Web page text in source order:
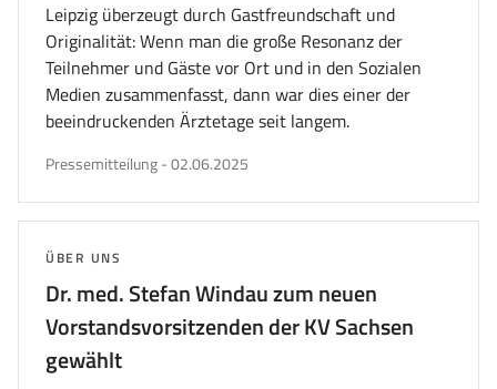
Leipzig überzeugt durch Gastfreundschaft und
Originalität: Wenn man die große Resonanz der
Teilnehmer und Gäste vor Ort und in den Sozialen
Medien zusammenfasst, dann war dies einer der
beeindruckenden Ärztetage seit langem.
Pressemitteilungveröffentlicht
-02.06.2025
Dr. med. Stefan Windau zum neuen
Vorstandsvorsitzenden der KV Sachsen
gewählt
THEMA:
ÜBER UNS